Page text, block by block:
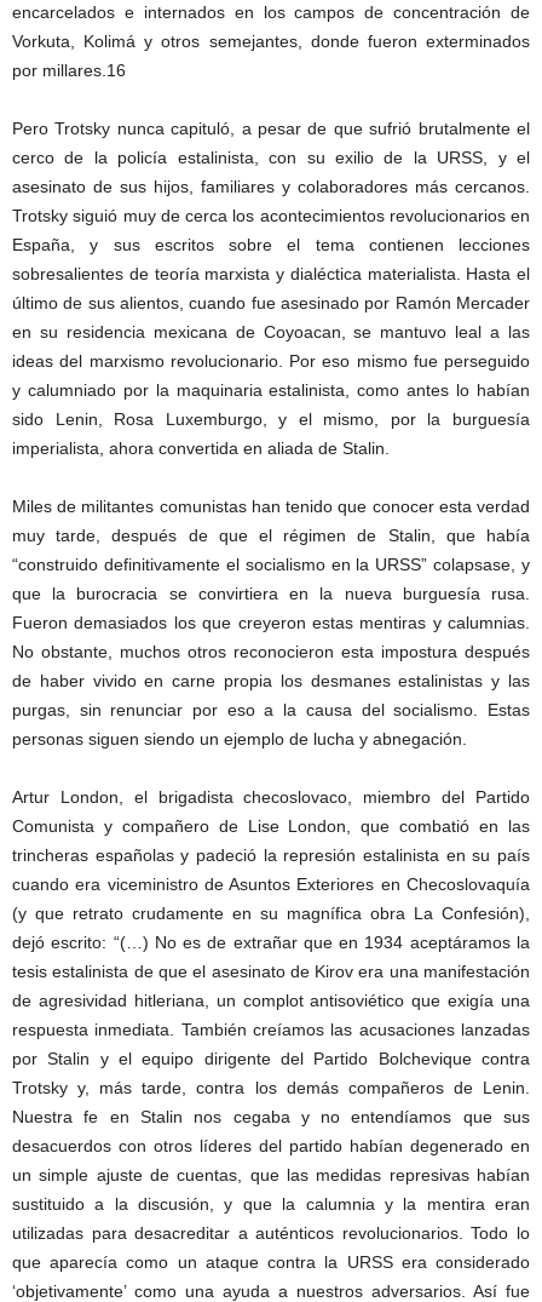
encarcelados e internados en los campos de concentración de
Vorkuta, Kolimá y otros semejantes, donde fueron exterminados
por millares.16
Pero Trotsky nunca capituló, a pesar de que sufrió brutalmente el
cerco de la policía estalinista, con su exilio de la URSS, y el
asesinato de sus hijos, familiares y colaboradores más cercanos.
Trotsky siguió muy de cerca los acontecimientos revolucionarios en
España, y sus escritos sobre el tema contienen lecciones
sobresalientes de teoría marxista y dialéctica materialista. Hasta el
último de sus alientos, cuando fue asesinado por Ramón Mercader
en su residencia mexicana de Coyoacan, se mantuvo leal a las
ideas del marxismo revolucionario. Por eso mismo fue perseguido
y calumniado por la maquinaria estalinista, como antes lo habían
sido Lenin, Rosa Luxemburgo, y el mismo, por la burguesía
imperialista, ahora convertida en aliada de Stalin.
Miles de militantes comunistas han tenido que conocer esta verdad
muy tarde, después de que el régimen de Stalin, que había
“construido definitivamente el socialismo en la URSS” colapsase, y
que la burocracia se convirtiera en la nueva burguesía rusa.
Fueron demasiados los que creyeron estas mentiras y calumnias.
No obstante, muchos otros reconocieron esta impostura después
de haber vivido en carne propia los desmanes estalinistas y las
purgas, sin renunciar por eso a la causa del socialismo. Estas
personas siguen siendo un ejemplo de lucha y abnegación.
Artur London, el brigadista checoslovaco, miembro del Partido
Comunista y compañero de Lise London, que combatió en las
trincheras españolas y padeció la represión estalinista en su país
cuando era viceministro de Asuntos Exteriores en Checoslovaquía
(y que retrato crudamente en su magnífica obra La Confesión),
dejó escrito: “(…) No es de extrañar que en 1934 aceptáramos la
tesis estalinista de que el asesinato de Kirov era una manifestación
de agresividad hitleriana, un complot antisoviético que exigía una
respuesta inmediata. También creíamos las acusaciones lanzadas
por Stalin y el equipo dirigente del Partido Bolchevique contra
Trotsky y, más tarde, contra los demás compañeros de Lenin.
Nuestra fe en Stalin nos cegaba y no entendíamos que sus
desacuerdos con otros líderes del partido habían degenerado en
un simple ajuste de cuentas, que las medidas represivas habían
sustituido a la discusión, y que la calumnia y la mentira eran
utilizadas para desacreditar a auténticos revolucionarios. Todo lo
que aparecía como un ataque contra la URSS era considerado
‘objetivamente’ como una ayuda a nuestros adversarios. Así fue